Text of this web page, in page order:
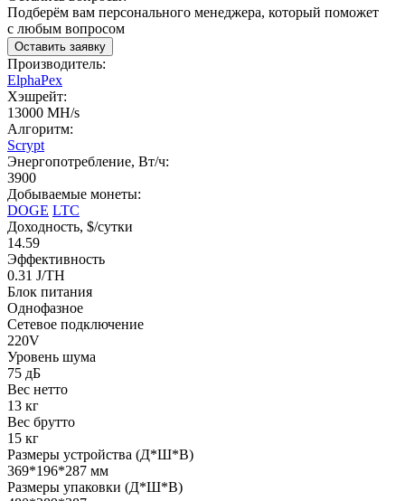
Подберём вам персонального менеджера, который поможет
с любым вопросом
Оставить заявку
Производитель:
ElphaPex
Хэшрейт:
13000 MH/s
Алгоритм:
Scrypt
Энергопотребление, Вт/ч:
3900
Добываемые монеты:
DOGE LTC
Доходность, $/сутки
14.59
Эффективность
0.31 J/TH
Блок питания
Однофазное
Сетевое подключение
220V
Уровень шума
75 дБ
Вес нетто
13 кг
Вес брутто
15 кг
Размеры устройства (Д*Ш*В)
369*196*287 мм
Размеры упаковки (Д*Ш*В)